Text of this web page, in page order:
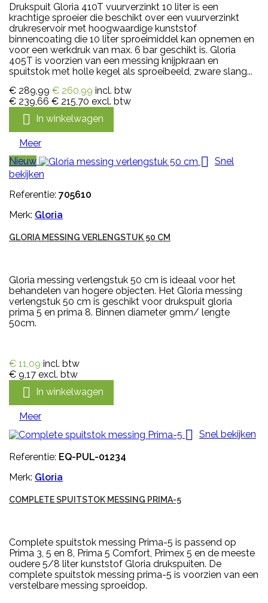
Drukspuit Gloria 410T vuurverzinkt 10 liter is een
krachtige sproeier die beschikt over een vuurverzinkt
drukreservoir met hoogwaardige kunststof
binnencoating die 10 liter sproeimiddel kan opnemen en
voor een werkdruk van max. 6 bar geschikt is. Gloria
405T is voorzien van een messing knijpkraan en
spuitstok met holle kegel als sproeibeeld, zware slang...
€ 289,99 € 260,99 incl. btw
€ 239,66 € 215,70 excl. btw
 In winkelwagen
Meer
Nieuw
 Snel
bekijken
Referentie: 705610
Merk: Gloria
GLORIA MESSING VERLENGSTUK 50 CM
Gloria messing verlengstuk 50 cm is ideaal voor het
behandelen van hogere objecten. Het Gloria messing
verlengstuk 50 cm is geschikt voor drukspuit gloria
prima 5 en prima 8. Binnen diameter 9mm/ lengte
50cm.
€ 11,09 incl. btw
€ 9,17 excl. btw
 In winkelwagen
Meer
 Snel bekijken
Referentie: EQ-PUL-01234
Merk: Gloria
COMPLETE SPUITSTOK MESSING PRIMA-5
Complete spuitstok messing Prima-5 is passend op
Prima 3, 5 en 8, Prima 5 Comfort, Primex 5 en de meeste
oudere 5/8 liter kunststof Gloria drukspuiten. De
complete spuitstok messing prima-5 is voorzien van een
verstelbare messing sproeidop.